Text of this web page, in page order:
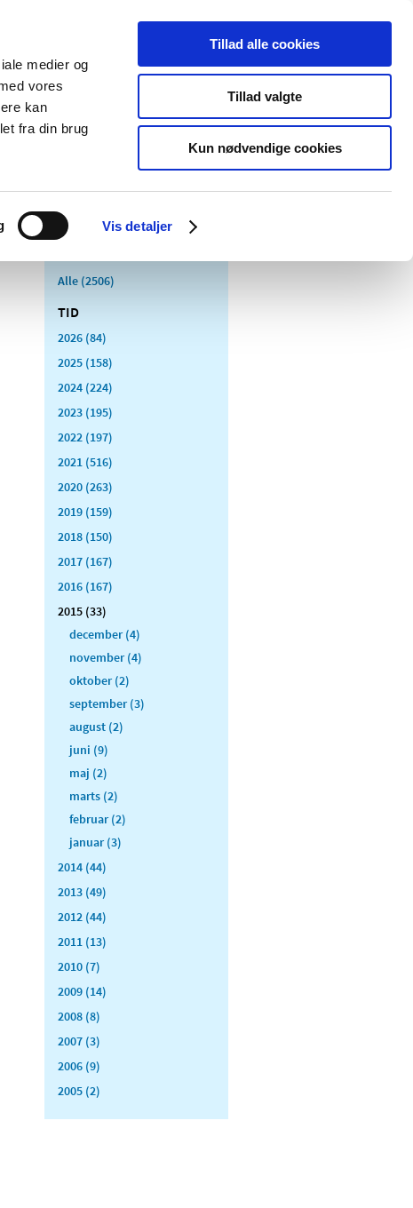
medier og
vores
kan
fra din brug
Vis detaljer
Tillad alle cookies
Tillad valgte
Kun nødvendige cookies
Udgivelser
Medicinsk
Særlige
produktområder
Alle (2506)
TID
2026 (84)
2025 (158)
2024 (224)
2023 (195)
2022 (197)
2021 (516)
2020 (263)
2019 (159)
2018 (150)
2017 (167)
2016 (167)
2015 (33)
december (4)
november (4)
oktober (2)
september (3)
august (2)
juni (9)
maj (2)
marts (2)
februar (2)
januar (3)
2014 (44)
2013 (49)
2012 (44)
2011 (13)
2010 (7)
2009 (14)
2008 (8)
2007 (3)
2006 (9)
2005 (2)